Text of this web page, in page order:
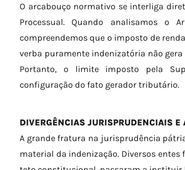
O arcabouço normativo se interliga
Processual. Quando analisamos o
compreendemos que o imposto de
verba puramente indenizatória não
Portanto, o limite imposto pela
configuração do fato gerador tributário.
DIVERGÊNCIAS JURISPRUDENCIAIS
A grande fratura na jurisprudência
material da indenização. Diversos